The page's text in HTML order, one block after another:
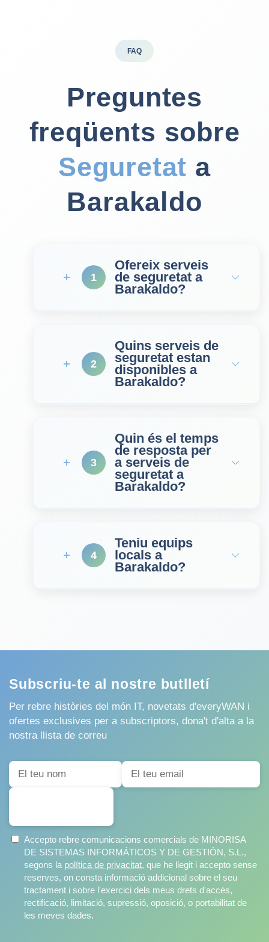
FAQ
Preguntes
freqüents sobre
Seguretat a
Barakaldo
1
Ofereix serveis
de seguretat a
Barakaldo?
2
Quins serveis de
seguretat estan
disponibles a
Barakaldo?
3
Quin és el temps
de resposta per
a serveis de
seguretat a
Barakaldo?
4
Teniu equips
locals a
Barakaldo?
Subscriu-te al nostre butlletí
Per rebre històries del món IT, novetats d'everyWAN i
ofertes exclusives per a subscriptors, dona't d'alta a la
nostra llista de correu
Accepto rebre comunicacions comercials de MINORISA
DE SISTEMAS INFORMÁTICOS Y DE GESTIÓN, S.L.,
segons la política de privacitat, que he llegit i accepto sense
reserves, on consta informació addicional sobre el seu
tractament i sobre l'exercici dels meus drets d'accés,
rectificació, limitació, supressió, oposició, o portabilitat de
les meves dades.